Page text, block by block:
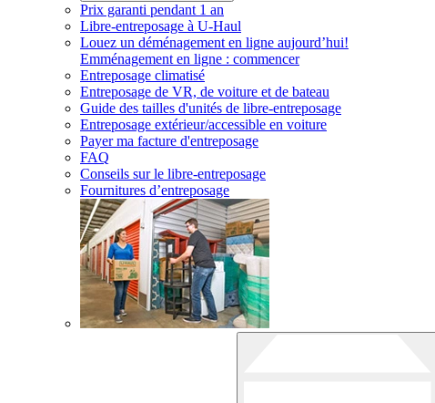
Prix garanti pendant 1 an
Libre-entreposage à U-Haul
Louez un déménagement en ligne aujourd’hui!
Emménagement en ligne : commencer
Entreposage climatisé
Entreposage de VR, de voiture et de bateau
Guide des tailles d'unités de libre-entreposage
Entreposage extérieur/accessible en voiture
Payer ma facture d'entreposage
FAQ
Conseils sur le libre-entreposage
Fournitures d’entreposage